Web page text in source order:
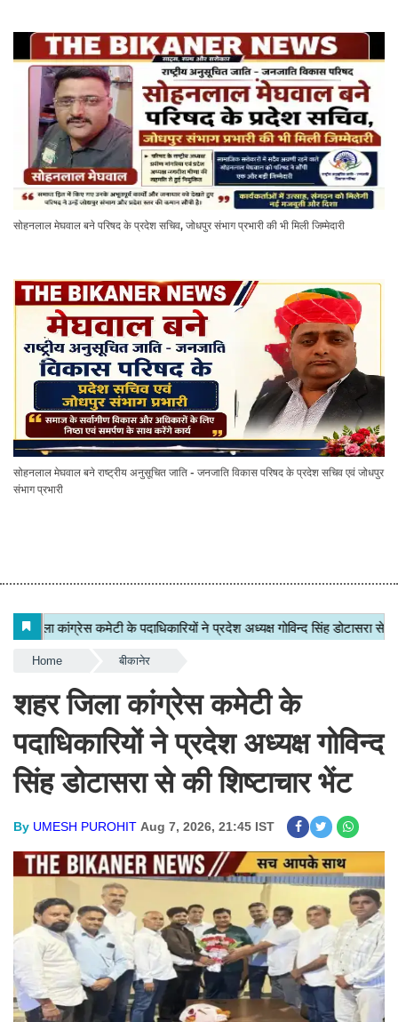
सोहनलाल मेघवाल बने परिषद के प्रदेश सचिव, जोधपुर संभाग प्रभारी की भी मिली जिम्मेदारी
सोहनलाल मेघवाल बने राष्ट्रीय अनुसूचित जाति - जनजाति विकास परिषद के प्रदेश सचिव एवं जोधपुर
संभाग प्रभारी
Home बीकानेर
शहर जिला कांग्रेस कमेटी के
पदाधिकारियों ने प्रदेश अध्यक्ष गोविन्द
सिंह डोटासरा से की शिष्टाचार भेंट
By UMESH PUROHIT Aug 7, 2026, 21:45 IST